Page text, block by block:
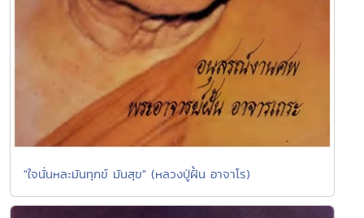
"ใจนั่นหละมันทุกข์ มันสุข" (หลวงปู่ฝั้น อาจาโร)